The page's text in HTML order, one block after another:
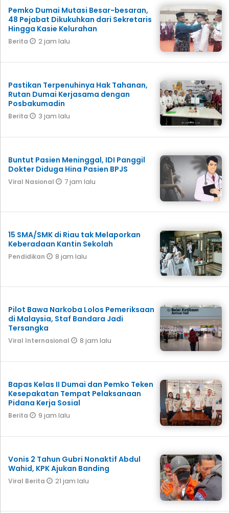
Pemko Dumai Mutasi Besar-besaran,
48 Pejabat Dikukuhkan dari Sekretaris
Hingga Kasie Kelurahan
Berita 2 jam lalu
Pastikan Terpenuhinya Hak Tahanan,
Rutan Dumai Kerjasama dengan
Posbakumadin
Berita 3 jam lalu
Buntut Pasien Meninggal, IDI Panggil
Dokter Diduga Hina Pasien BPJS
Viral Nasional 7 jam lalu
15 SMA/SMK di Riau tak Melaporkan
Keberadaan Kantin Sekolah
Pendidikan 8 jam lalu
Pilot Bawa Narkoba Lolos Pemeriksaan
di Malaysia, Staf Bandara Jadi
Tersangka
Viral Internasional 8 jam lalu
Bapas Kelas II Dumai dan Pemko Teken
Kesepakatan Tempat Pelaksanaan
Pidana Kerja Sosial
Berita 9 jam lalu
Vonis 2 Tahun Gubri Nonaktif Abdul
Wahid, KPK Ajukan Banding
Viral Berita 21 jam lalu